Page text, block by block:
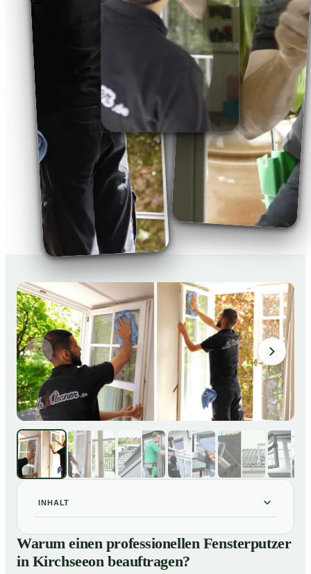
INHALT
Warum einen professionellen Fensterputzer in
Kirchseeon beauftragen?
Warum einen professionellen Fensterputzer
in Kirchseeon beauftragen?